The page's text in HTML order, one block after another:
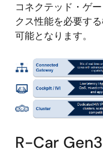
コネクテッド・ゲ
クス性能を必要す
可能となります。
画
R-Car